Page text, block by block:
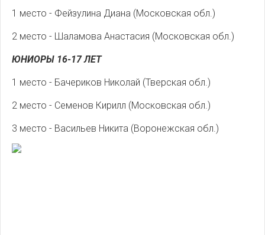
1 место - Фейзулина Диана (Московская обл.)
2 место - Шаламова Анастасия (Московская обл.)
ЮНИОРЫ 16-17 ЛЕТ
1 место - Бачериков Николай (Тверская обл.)
2 место - Семенов Кирилл (Московская обл.)
3 место - Васильев Никита (Воронежская обл.)